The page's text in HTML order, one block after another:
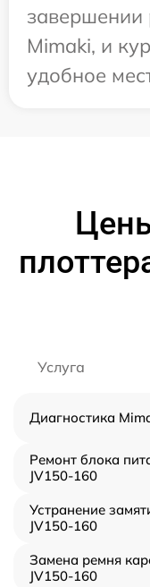
завершении
Mimaki, и
удобное
Услуга
Диагностика
Ремонт блока
JV150-160
Устранение
JV150-160
Замена ремня
JV150-160